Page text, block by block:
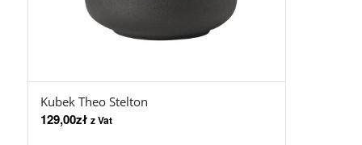
Kubek Theo Stelton
129,00zł z Vat